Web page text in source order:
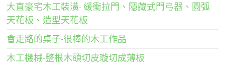
大直豪宅木工裝潢- 緩衝拉門、隱藏式門弓器、圓弧
天花板、造型天花板
會走路的桌子-很棒的木工作品
木工機械-整根木頭切皮璇切成薄板